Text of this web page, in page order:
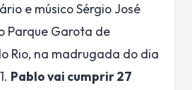
e músico Sérgio José
Parque Garota de
Rio, na madrugada do dia
Pablo vai cumprir 27